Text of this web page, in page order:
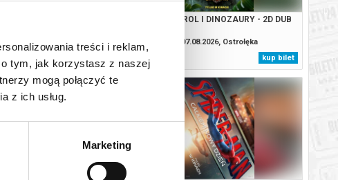
treści i reklam,
tym, jak korzystasz z naszej
mogą połączyć te
z ich usług.
Marketing
07.08.2026, Ostrołęka
PSI PATROL I DINOZAURY - 2D DUB
07.08.2026, Ostrołęka
kup bilet